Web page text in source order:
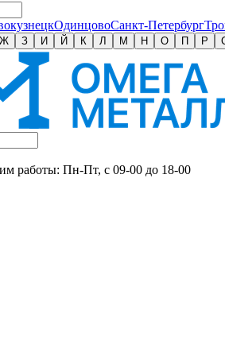
ОдинцовоСанкт-Петербург
Ж З И Й К Л М Н О П Р
работы: Пн-Пт, с 09-00 до 18-00